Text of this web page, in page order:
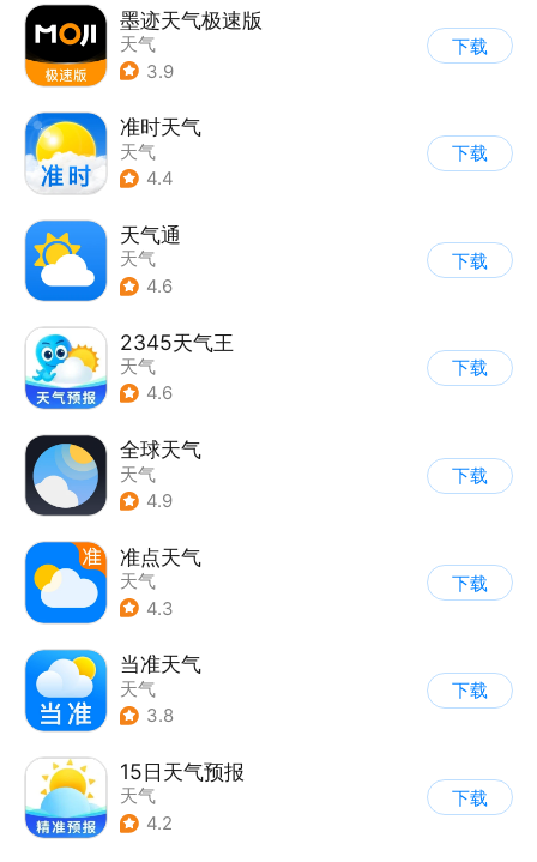
墨迹天气极速版
天气
3.9
下载
准时天气
天气
4.4
下载
天气通
天气
4.6
下载
2345天气王
天气
4.6
下载
全球天气
天气
4.9
下载
准点天气
天气
4.3
下载
当准天气
天气
3.8
下载
15日天气预报
天气
4.2
下载